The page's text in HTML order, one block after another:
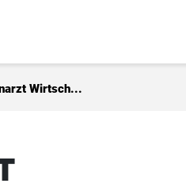
Wirtsch...